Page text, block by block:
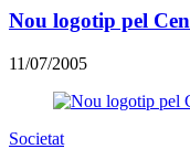
Nou logotip pel
11/07/2005
Societat